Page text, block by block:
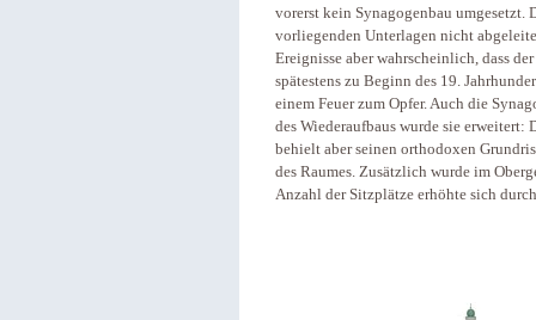
vorerst kein Synagogenbau umgesetzt.
vorliegenden Unterlagen nicht
Ereignisse aber wahrscheinlich, dass
spätestens zu Beginn des 19.
einem Feuer zum Opfer. Auch die
des Wiederaufbaus wurde sie erweitert:
behielt aber seinen orthodoxen
des Raumes. Zusätzlich wurde im
Anzahl der Sitzplätze erhöhte sich